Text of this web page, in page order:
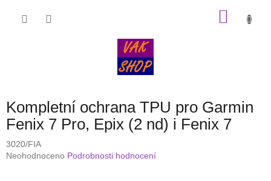
Kompletní ochrana TPU pro Garmin
Fenix 7 Pro, Epix (2 nd) i Fenix 7
3020/FIA
Průměrné
Neohodnoceno Podrobnosti hodnocení